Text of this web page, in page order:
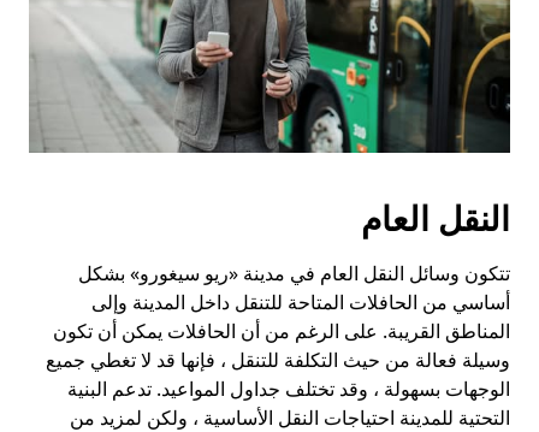
النقل العام
تتكون وسائل النقل العام في مدينة «ريو سيغورو» بشكل
أساسي من الحافلات المتاحة للتنقل داخل المدينة وإلى
المناطق القريبة. على الرغم من أن الحافلات يمكن أن تكون
وسيلة فعالة من حيث التكلفة للتنقل ، فإنها قد لا تغطي جميع
الوجهات بسهولة ، وقد تختلف جداول المواعيد. تدعم البنية
التحتية للمدينة احتياجات النقل الأساسية ، ولكن لمزيد من